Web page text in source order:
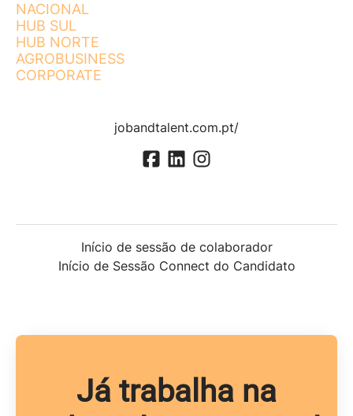
NACIONAL
HUB SUL
HUB NORTE
AGROBUSINESS
CORPORATE
jobandtalent.com.pt/
Início de sessão de colaborador
Início de Sessão Connect do Candidato
Já trabalha na